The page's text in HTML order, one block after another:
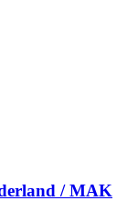
/ MAK